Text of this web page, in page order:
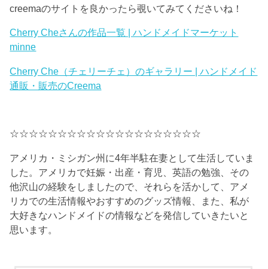
creemaのサイトを良かったら覗いてみてくださいね！
Cherry Cheさんの作品一覧 | ハンドメイドマーケット
minne
Cherry Che（チェリーチェ）のギャラリー | ハンドメイド
通販・販売のCreema
☆☆☆☆☆☆☆☆☆☆☆☆☆☆☆☆☆☆☆☆
アメリカ・ミシガン州に4年半駐在妻として生活していま
した。アメリカで妊娠・出産・育児、英語の勉強、その
他沢山の経験をしましたので、それらを活かして、アメ
リカでの生活情報やおすすめのグッズ情報、また、私が
大好きなハンドメイドの情報などを発信していきたいと
思います。